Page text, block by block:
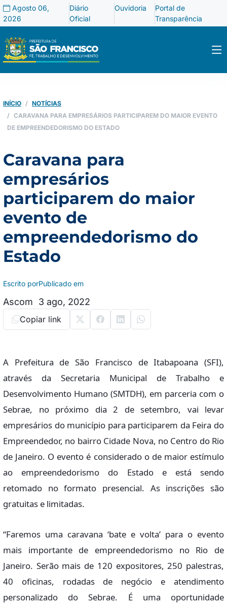
Agosto 06,
2026
Diário
Oficial
Ouvidoria
Portal de
Transparência
INÍCIO
NOTÍCIAS
CARAVANA PARA EMPRESÁRIOS PARTICIPAREM DO MAIOR EVENTO
DE EMPREENDEDORISMO DO ESTADO
Caravana para
empresários
participarem do maior
evento de
empreendedorismo do
Estado
Escrito por
Ascom
Publicado em
3 ago, 2022
Copiar link
A Prefeitura de São Francisco de Itabapoana (SFI),
através da Secretaria Municipal de Trabalho e
Desenvolvimento Humano (SMTDH), em parceria com o
Sebrae, no próximo dia 2 de setembro, vai levar
empresários do município para participarem da Feira do
Empreendedor, no bairro Cidade Nova, no Centro do Rio
de Janeiro. O evento é considerado o de maior estímulo
ao empreendedorismo do Estado e está sendo
retomado no formato presencial. As inscrições são
gratuitas e limitadas.
“Faremos uma caravana ‘bate e volta’ para o evento
mais importante de empreendedorismo no Rio de
Janeiro. Serão mais de 120 expositores, 250 palestras,
40 oficinas, rodadas de negócio e atendimento
personalizado do Sebrae. É uma oportunidade